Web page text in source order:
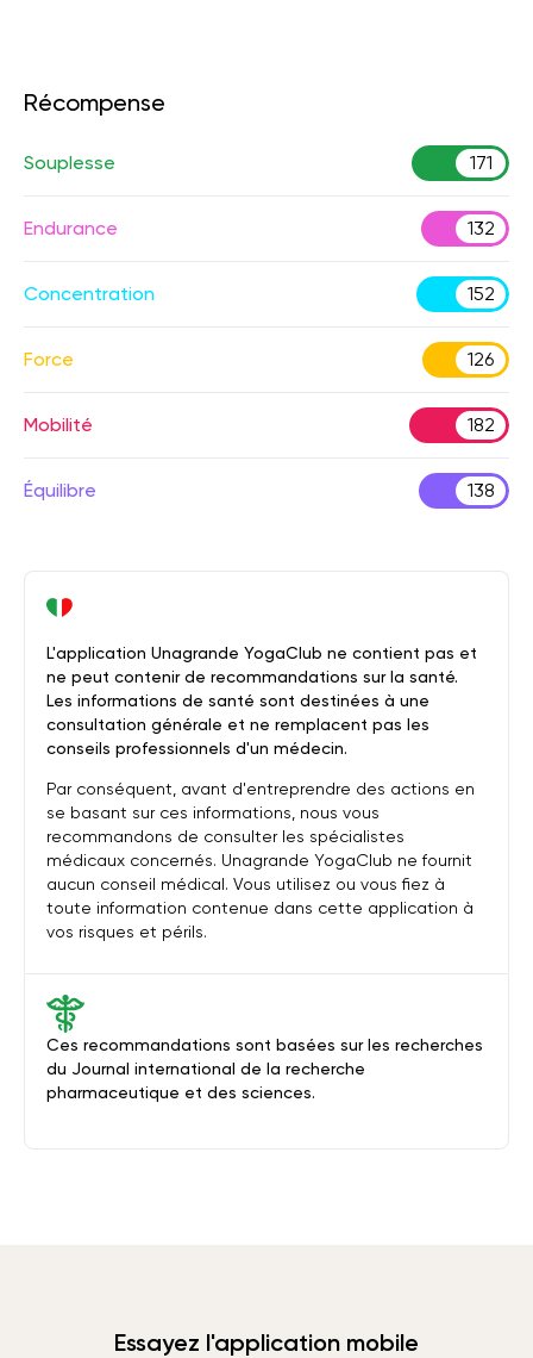
Récompense
Souplesse 171
Endurance 132
Concentration 152
Force 126
Mobilité 182
Équilibre 138
Ces recommandations sont basées sur les recherches
du Journal international de la recherche
pharmaceutique et des sciences.
L'application Unagrande YogaClub ne contient pas et
ne peut contenir de recommandations sur la santé.
Les informations de santé sont destinées à une
consultation générale et ne remplacent pas les
conseils professionnels d'un médecin.
Par conséquent, avant d'entreprendre des actions en
se basant sur ces informations, nous vous
recommandons de consulter les spécialistes
médicaux concernés. Unagrande YogaClub ne fournit
aucun conseil médical. Vous utilisez ou vous fiez à
toute information contenue dans cette application à
vos risques et périls.
Essayez l'application mobile